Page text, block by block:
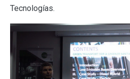
Tecnologías.